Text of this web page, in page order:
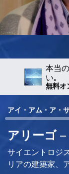
本当
い｡
無料オ
アイ・アム・ア・
アリーゴ
サイエントロジ
リアの建築家、